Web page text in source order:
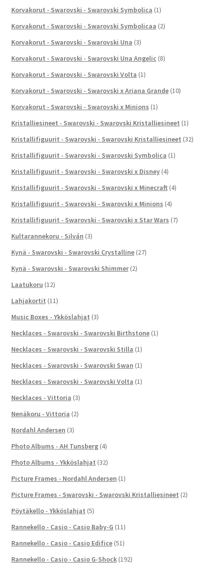
Korvakorut - Swarovski - Swarovski Symbolica (1)
Korvakorut - Swarovski - Swarovski Symbolicaa (2)
Korvakorut - Swarovski - Swarovski Una (3)
Korvakorut - Swarovski - Swarovski Una Angelic (8)
Korvakorut - Swarovski - Swarovski Volta (1)
Korvakorut - Swarovski - Swarovski x Ariana Grande (10)
Korvakorut - Swarovski - Swarovski x Minions (1)
Kristalliesineet - Swarovski - Swarovski Kristalliesineet (1)
Kristallifiguurit - Swarovski - Swarovski Kristalliesineet (32)
Kristallifiguurit - Swarovski - Swarovski Symbolica (1)
Kristallifiguurit - Swarovski - Swarovski x Disney (4)
Kristallifiguurit - Swarovski - Swarovski x Minecraft (4)
Kristallifiguurit - Swarovski - Swarovski x Minions (4)
Kristallifiguurit - Swarovski - Swarovski x Star Wars (7)
Kultarannekoru - Silván (3)
Kynä - Swarovski - Swarovski Crystalline (27)
Kynä - Swarovski - Swarovski Shimmer (2)
Laatukoru (12)
Lahjakortit (11)
Music Boxes - Ykköslahjat (3)
Necklaces - Swarovski - Swarovski Birthstone (1)
Necklaces - Swarovski - Swarovski Stilla (1)
Necklaces - Swarovski - Swarovski Swan (1)
Necklaces - Swarovski - Swarovski Volta (1)
Necklaces - Vittoria (3)
Nenäkoru - Vittoria (2)
Nordahl Andersen (3)
Photo Albums - AH Tunsberg (4)
Photo Albums - Ykköslahjat (32)
Picture Frames - Nordahl Andersen (1)
Picture Frames - Swarovski - Swarovski Kristalliesineet (2)
Pöytäkello - Ykköslahjat (5)
Rannekello - Casio - Casio Baby-G (11)
Rannekello - Casio - Casio Edifice (51)
Rannekello - Casio - Casio G-Shock (192)